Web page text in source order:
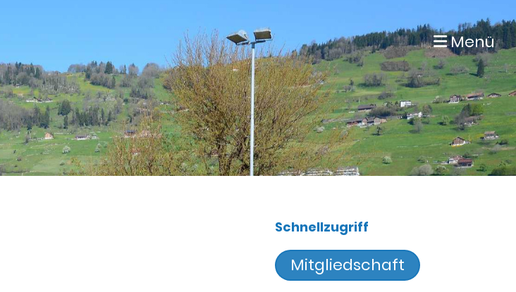
Menü
Schnellzugriff
Mitgliedschaft